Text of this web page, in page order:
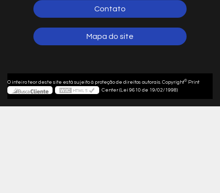
Contato
Mapa do site
O inteiro teor deste site está sujeito à proteção de direitos autorais. Copyright© Print
Center (Lei 9610 de 19/02/1998)